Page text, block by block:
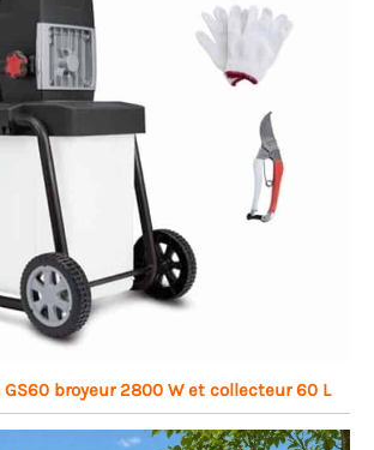
broyeur 2800 W et collecteur 60 L